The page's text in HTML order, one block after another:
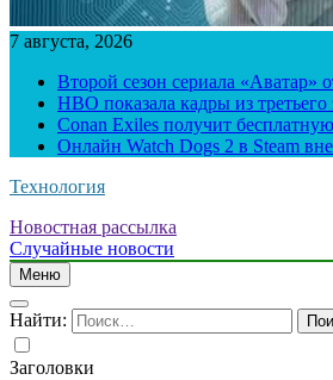
7 августа, 2026
Второй сезон сериала «Аватар»
HBO показала кадры из
Conan Exiles получит
Онлайн Watch Dogs 2 в Steam
Технология
Новостная рассылка
Случайные новости
Меню
Найти:
Заголовки